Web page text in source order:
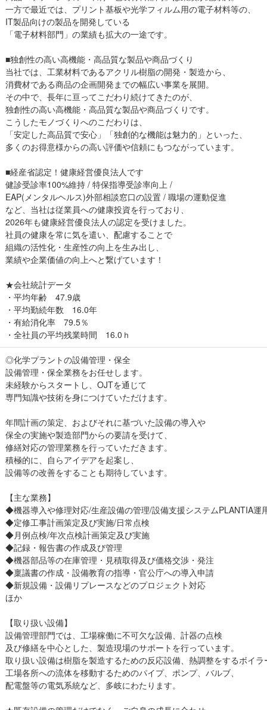
一方で最近では、プリント基板や光学フィルム用の電子材料等の、
IT製品向けの製品を開発している
「電子材料部門」の業績も拡大の一途です。
■独創性の高い高機能・高品質な製品や商品づくり
当社では、工業材料であるアクリル樹脂の開発・製造から、
消費材である商品の企画開発までの幅広い事業を展開。
その中で、長年に亘ってこだわり続けてきたのが、
独創性の高い高機能・高品質な製品や商品づくりです。
こうしたモノづくりへのこだわりは、
「安定した高品質で安心」「独創的な機能は魅力的」といった、
多くのお得意様からの高い評価や信頼にもつながっています。
■経産省認定！健康経営優良法人です
健診受診率100%維持 / 特保指導受診率向上 /
EAP(メンタルヘルス)外部相談窓口の設置 / 職場の運動促進
など、当社は従業員への健康投資を行っており、
2026年も健康経営優良法人の認定を受けました。
社員の健康を常に気を遣い、配慮することで
組織の活性化・生産性の向上を生み出し、
業績や企業価値の向上へと繋げています！
★会社統計データ
・平均年齢 47.9歳
・平均勤続年数 16.0年
・有給消化率 79.5％
・全社員の平均残業時間 16.0ｈ
◎化学プラントの設備管理・保全
設備管理・保全業務をお任せします。
未経験からスタートし、OJTを通じて
専門知識や技術を身につけていただけます。
年間計画の策定、およびそれに基づいた設備の導入や
保全の実施や製造部門からの要請を受けて、
修繕対応の管理業務を行っていただきます。
積極的に、自らアイデアを起案し、
設備等の改善をすることも期待しています。
【主な業務】
◆機器導入や修理対応/生産設備の管理/設備支援システムPLANTIA運
◆定修工事計画策定及び実施/日常点検
◆月例点検/年次点検計画策定及び実施
◆記録・報告書の作成及び管理
◆機器部品等の在庫管理・見積取得及び価格交渉・発注
◆稟議書の作成・設備教育の指導・官公庁への導入申請
◆新規設備・設備リプレースなどのプロジェクト対応
ほか
【取り扱い設備】
設備管理部門では、工場稼働に不可欠な設備、計器の点検
及び修繕を中心とした、製造現場のサポートを行っています。
取り扱い設備は樹脂を製造するための反応設備、熱調整をするボイラ
工場各所への流体を移動するためのパイプ、ポンプ、バルブ、
配電盤等の電気系統など、多岐にわたります。